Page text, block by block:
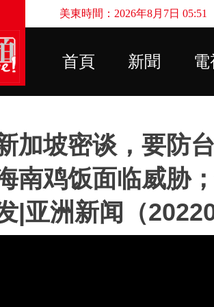
美東時間：2026年8月7日 05:51
首頁 新聞 電
加坡密谈，要防
南鸡饭面临威胁
|亚洲新闻（